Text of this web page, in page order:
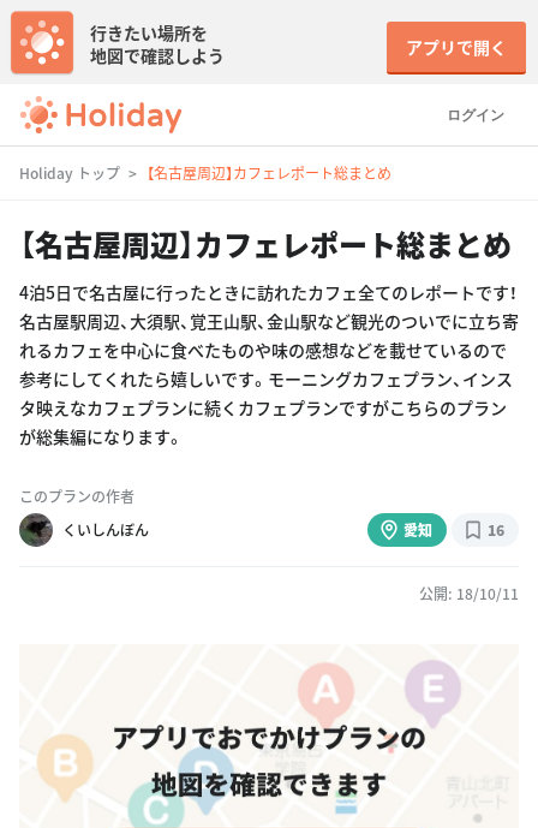
ログイン
行きたい場所を
地図で確認しよう
アプリで開く
Holiday トップ 【名古屋周辺】カフェレポート総まとめ
【名古屋周辺】カフェレポート総まとめ
4泊5日で名古屋に行ったときに訪れたカフェ全てのレポートです！
名古屋駅周辺、大須駅、覚王山駅、金山駅など観光のついでに立ち寄
れるカフェを中心に食べたものや味の感想などを載せているので
参考にしてくれたら嬉しいです。モーニングカフェプラン、インス
タ映えなカフェプランに続くカフェプランですがこちらのプラン
が総集編になります。
このプランの作者
くいしんぼん
愛知 16
公開: 18/10/11